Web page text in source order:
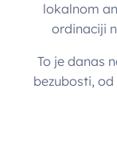
lokalnom
ordinaciji
To je danas
bezubosti,